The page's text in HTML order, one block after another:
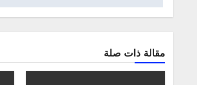
مقالة ذات صلة